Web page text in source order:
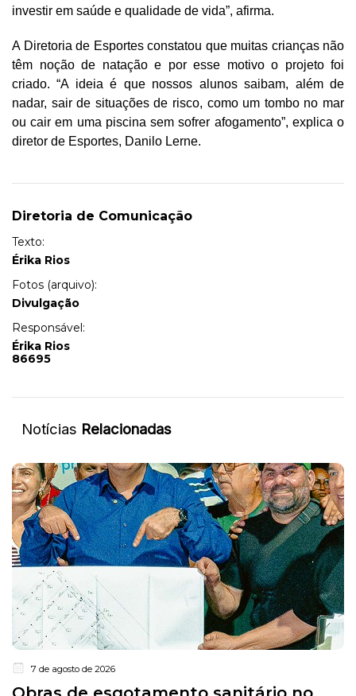
investir em saúde e qualidade de vida”, afirma.
A Diretoria de Esportes constatou que muitas crianças não
têm noção de natação e por esse motivo o projeto foi
criado. “A ideia é que nossos alunos saibam, além de
nadar, sair de situações de risco, como um tombo no mar
ou cair em uma piscina sem sofrer afogamento”, explica o
diretor de Esportes, Danilo Lerne.
Diretoria de Comunicação
Texto:
Érika Rios
Fotos (arquivo):
Divulgação
Responsável:
Érika Rios
86695
Notícias Relacionadas
7 de agosto de 2026